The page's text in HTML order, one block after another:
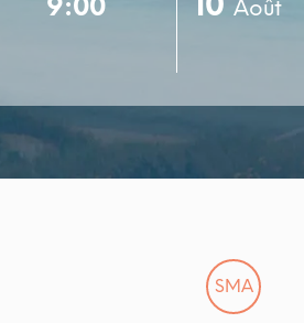
Août
SMA